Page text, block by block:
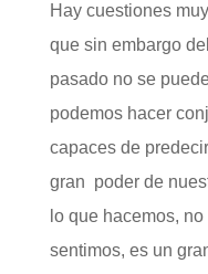
Hay cuestiones
que sin embargo
pasado no se
podemos hacer
capaces de
gran poder de
lo que hacemos,
sentimos, es un